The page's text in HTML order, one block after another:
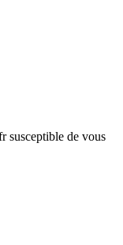
susceptible de vous